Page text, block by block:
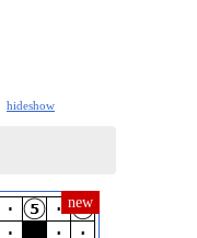
hideshow